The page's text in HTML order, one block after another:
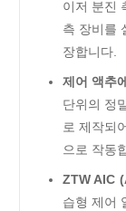
이저 분진
측 장비를
장합니다.
제어 액추
단위의 정
로 제작되
으로 작동
ZTW AIC
습형 제어